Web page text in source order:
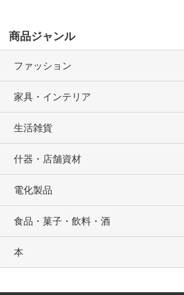
商品ジャンル
ファッション
家具・インテリア
生活雑貨
什器・店舗資材
電化製品
食品・菓子・飲料・酒
本